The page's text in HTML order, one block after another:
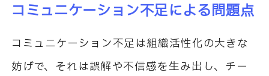
コミュニケーション不足による問題点
コミュニケーション不足は組織活性化の大きな
妨げで、それは誤解や不信感を生み出し、チー